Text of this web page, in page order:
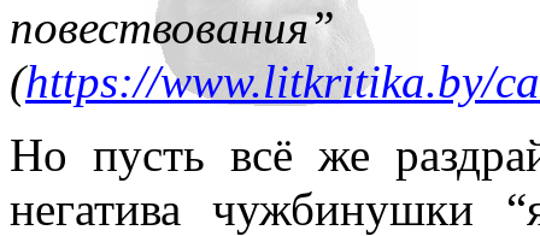
повествования”
(https://www.litkritika.by/
Но пусть всё же
негатива чужбинушки